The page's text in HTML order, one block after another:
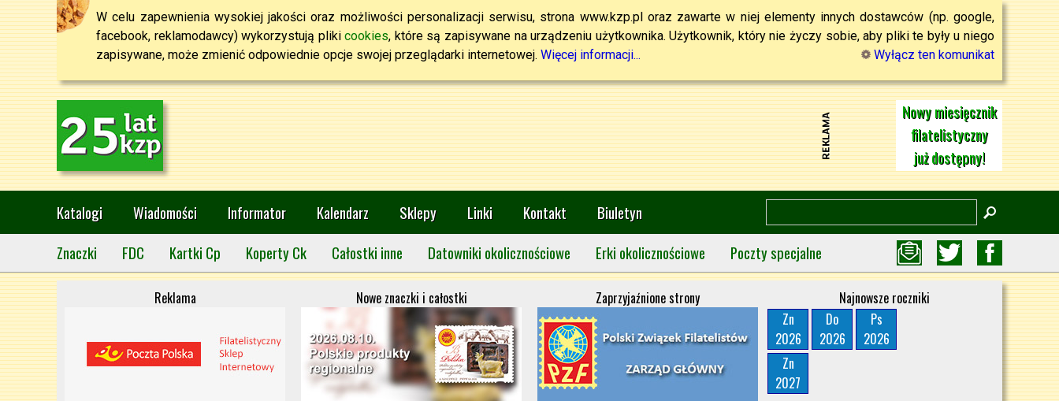
W celu zapewnienia wysokiej jakości oraz możliwości personalizacji serwisu, strona www.kzp.pl oraz zawarte w niej elementy innych dostawców (np. google,
facebook, reklamodawcy) wykorzystują plikicookies, które są zapisywane na urządzeniu użytkownika. Użytkownik, który nie życzy sobie, aby pliki te były u niego
zapisywane, może zmienić odpowiednie opcje swojej przeglądarki internetowej. Więcej informacji... Wyłącz ten komunikat
Nowy miesięcznik
filatelistyczny
już dostępny!
Katalogi Wiadomości Informator Kalendarz Sklepy Linki Kontakt
Biuletyn
Znaczki
FDC Kartki Cp Koperty Ck Całostki inne Datowniki okolicznościowe Erki okolicznościowe Poczty specjalne
Reklama Nowe znaczki i całostki Zaprzyjaźnione strony
Najnowsze roczniki
Zn
2026
Do
2026
Ps
2026
Zn
2027